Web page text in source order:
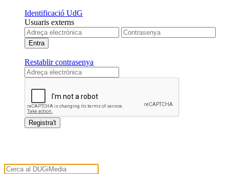
Identificació UdG
Usuaris externs
Restablir contrasenya